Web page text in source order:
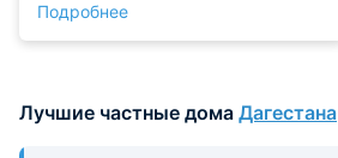
Подробнее
Лучшие частные дома Дагестана